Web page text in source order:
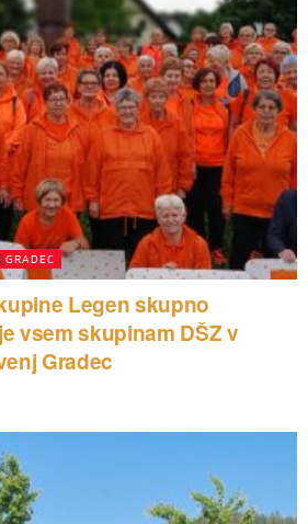
GRADEC
Legen skupno
vsem skupinam DŠZ v
Gradec